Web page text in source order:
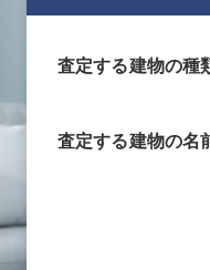
査定する建物の種
査定する建物の名